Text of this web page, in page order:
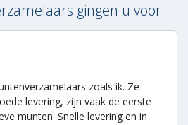
gingen u voor:
zoals ik. Ze
levering, zijn vaak de eerste
munten. Snelle levering en in